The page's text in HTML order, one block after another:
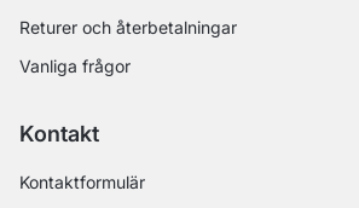
Returer och återbetalningar
Vanliga frågor
Kontakt
Kontaktformulär